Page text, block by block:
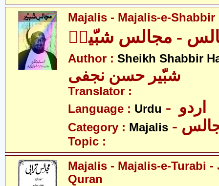
Majalis - Majalis-e-Shabbir
- مجالس شبّیرؑ
Author : Sheikh Shabbir
شبّیر حسن نجفی
Translator :
Language : Urdu
Category : Majalis
Topic :
Majalis - Majalis-e-Turabi -
Quran